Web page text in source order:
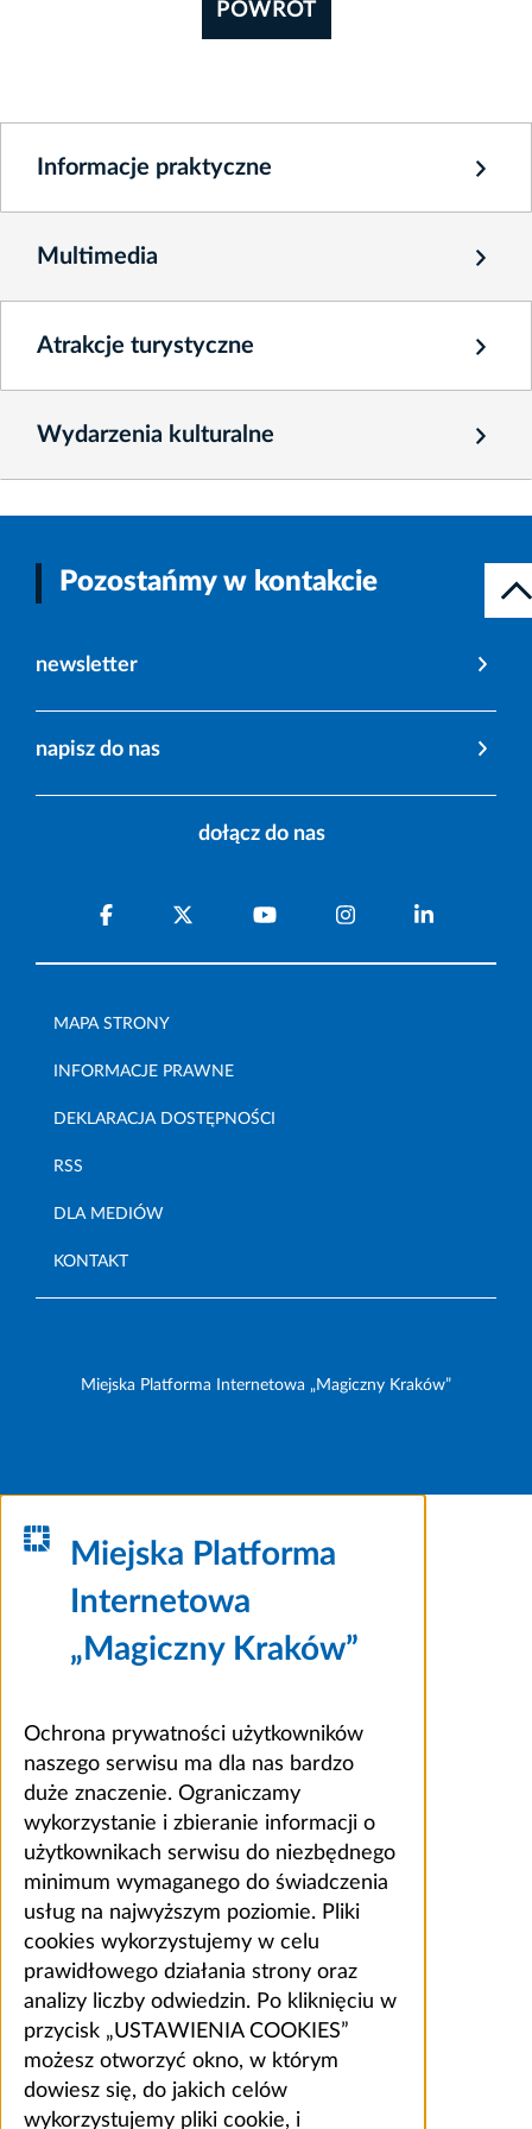
POWRÓT
Informacje praktyczne
Multimedia
Atrakcje turystyczne
Wydarzenia kulturalne
Pozostańmy w kontakcie
newsletter
napisz do nas
dołącz do nas
MAPA STRONY
INFORMACJE PRAWNE
DEKLARACJA DOSTĘPNOŚCI
RSS
DLA MEDIÓW
KONTAKT
Miejska Platforma Internetowa „Magiczny Kraków”
Miejska Platforma
Internetowa
„Magiczny Kraków”
Ochrona prywatności użytkowników
naszego serwisu ma dla nas bardzo
duże znaczenie. Ograniczamy
wykorzystanie i zbieranie informacji o
użytkownikach serwisu do niezbędnego
minimum wymaganego do świadczenia
usług na najwyższym poziomie. Pliki
cookies wykorzystujemy w celu
prawidłowego działania strony oraz
analizy liczby odwiedzin. Po kliknięciu w
przycisk „USTAWIENIA COOKIES”
możesz otworzyć okno, w którym
dowiesz się, do jakich celów
wykorzystujemy pliki cookie, i